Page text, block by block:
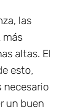
las
más
altas. El
esto,
necesario
un buen